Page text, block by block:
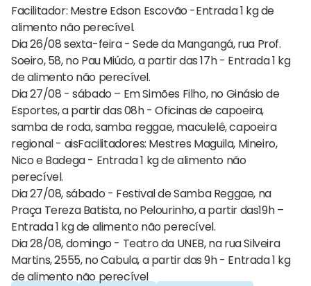
Facilitador: Mestre Edson Escovão -Entrada 1 kg de
alimento não perecível.
Dia 26/08 sexta-feira - Sede da Mangangá, rua Prof.
Soeiro, 58, no Pau Miúdo, a partir das 17h - Entrada 1 kg
de alimento não perecível.
Dia 27/08 - sábado – Em Simões Filho, no Ginásio de
Esportes, a partir das 08h - Oficinas de capoeira,
samba de roda, samba reggae, maculelê, capoeira
regional - aisFacilitadores: Mestres Maguila, Mineiro,
Nico e Badega - Entrada 1 kg de alimento não
perecível.
Dia 27/08, sábado - Festival de Samba Reggae, na
Praça Tereza Batista, no Pelourinho, a partir das19h –
Entrada 1 kg de alimento não perecível.
Dia 28/08, domingo - Teatro da UNEB, na rua Silveira
Martins, 2555, no Cabula, a partir das 9h - Entrada 1 kg
de alimento não perecível